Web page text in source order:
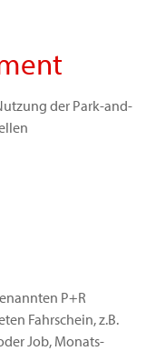
der Park-and-
P+R
Fahrschein, z.B.
Job, Monats-